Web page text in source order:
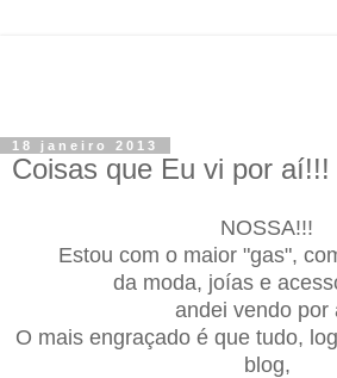
18 janeiro 2013
Coisas que Eu vi por aí!!!
NOSSA!!!
Estou com o maior "gas",
da moda, joías e
andei vendo por
O mais engraçado é que tudo,
blog,